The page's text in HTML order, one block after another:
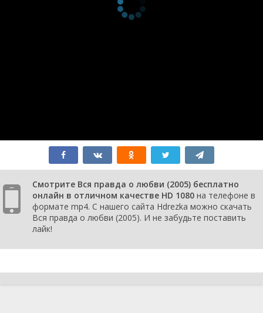
Смотрите Вся правда о любви (2005) бесплатно
онлайн в отличном качестве HD 1080 на телефоне в
формате mp4. С нашего сайта Hdrezka можно скачать
Вся правда о любви (2005). И не забудьте поставить
лайк!